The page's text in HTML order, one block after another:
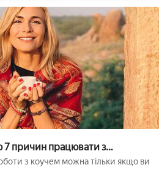
7 причин працювати з
з коучем можна тільки якщо ви